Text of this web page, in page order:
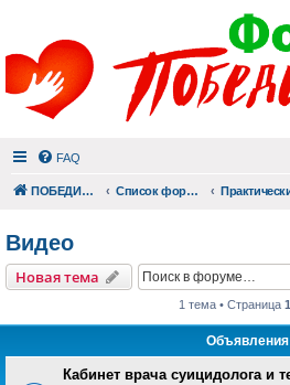
FAQ
ПОБЕДИШЬ.РУ Список форумов
Видео
Новая тема
1 тема • Страница 1
Объявления
Кабинет врача суицидолога и